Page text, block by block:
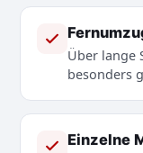
Über lange
besonders
Einzelne